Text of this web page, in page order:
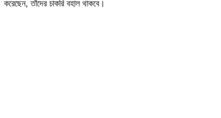
করেছেন, তাঁদের চাকরি বহাল থাকবে।